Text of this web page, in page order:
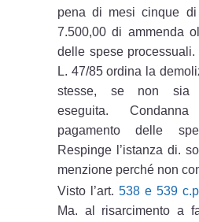
pena di mesi cinque
7.500,00 di ammenda
delle spese
L. 47/85 ordina la
stesse, se non sia
eseguita.
pagamento delle
Respinge l’istanza di.
menzione perché non
Visto l’art.538 e 539
Ma. al risarcimento a